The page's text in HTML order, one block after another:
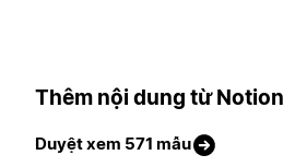
Thêm nội dung từ Notion
Duyệt xem 571 mẫu